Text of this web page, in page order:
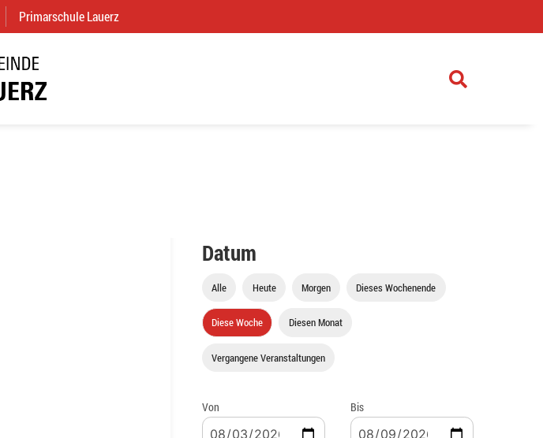
(External Link)
Primarschule Lauerz
Datum
Alle Heute Morgen Dieses Wochenende
Diese Woche Diesen Monat
Vergangene Veranstaltungen
Von Bis